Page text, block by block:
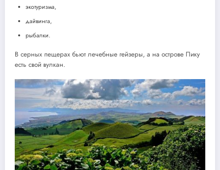
экотуризма,
дайвинга,
рыбалки.
В серных пещерах бьют лечебные гейзеры, а на острове Пику
есть свой вулкан.